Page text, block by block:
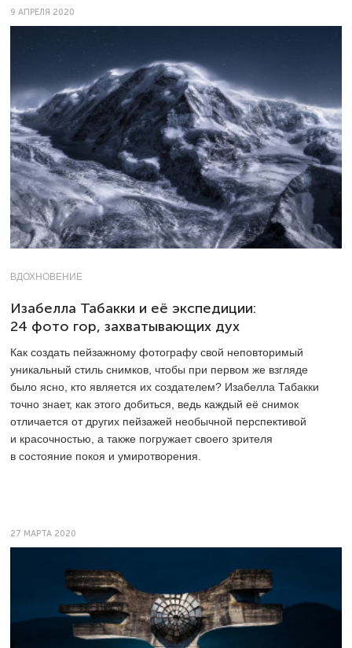
9 АПРЕЛЯ 2020
ВДОХНОВЕНИЕ
Изабелла Табакки и её экспедиции:
24 фото гор, захватывающих дух
Как создать пейзажному фотографу свой неповторимый
уникальный стиль снимков, чтобы при первом же взгляде
было ясно, кто является их создателем? Изабелла Табакки
точно знает, как этого добиться, ведь каждый её снимок
отличается от других пейзажей необычной перспективой
и красочностью, а также погружает своего зрителя
в состояние покоя и умиротворения.
27 МАРТА 2020